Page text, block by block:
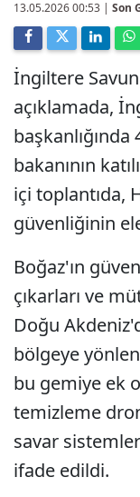
13.05.2026 00:53 | Son
İngiltere
açıklamada,
bakanının
içi toplantıda,
güvenliğinin
Boğaz'ın
çıkarları ve
Doğu
bölgeye
bu gemiye ek
temizleme
savar
ifade edildi.